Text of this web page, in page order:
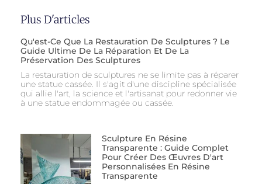
Plus D'articles
Qu'est-Ce Que La Restauration De Sculptures ? Le
Guide Ultime De La Réparation Et De La
Préservation Des Sculptures
La restauration de sculptures ne se limite pas à réparer
une statue cassée. Il s'agit d'une discipline spécialisée
qui allie l'art, la science et l'artisanat pour redonner vie
à une statue endommagée ou cassée.
Sculpture En Résine
Transparente : Guide Complet
Pour Créer Des Œuvres D'art
Personnalisées En Résine
Transparente